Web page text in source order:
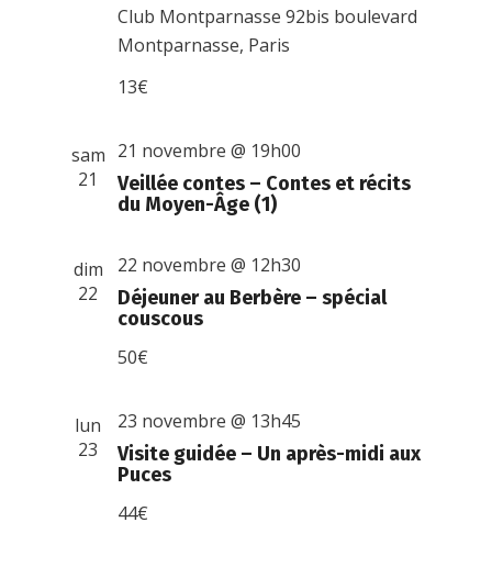
Club Montparnasse92bis boulevard
Montparnasse, Paris
13€
sam
21
Veillée contes – Contes et récits
du Moyen-Âge (1)
21 novembre @ 19h00
dim
22
Déjeuner au Berbère – spécial
couscous
22 novembre @ 12h30
50€
lun
23
Visite guidée – Un après-midi aux
Puces
23 novembre @ 13h45
44€